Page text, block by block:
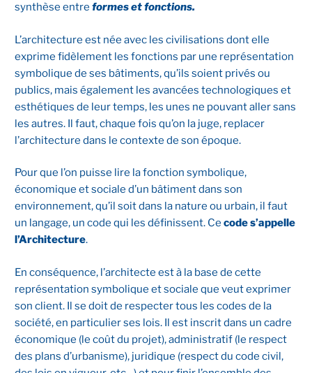
synthèse entreformes et fonctions.
L’architecture est née avec les civilisations dont elle
exprime fidèlement les fonctions par une représentation
symbolique de ses bâtiments, qu’ils soient privés ou
publics, mais également les avancées technologiques et
esthétiques de leur temps, les unes ne pouvant aller sans
les autres. Il faut, chaque fois qu’on la juge, replacer
l’architecture dans le contexte de son époque.
Pour que l’on puisse lire la fonction symbolique,
économique et sociale d’un bâtiment dans son
environnement, qu’il soit dans la nature ou urbain, il faut
un langage, un code qui les définissent. Cecode s’appelle
l’Architecture.
En conséquence, l’architecte est à la base de cette
représentation symbolique et sociale que veut exprimer
son client. Il se doit de respecter tous les codes de la
société, en particulier ses lois. Il est inscrit dans un cadre
économique (le coût du projet), administratif (le respect
des plans d’urbanisme), juridique (respect du code civil,